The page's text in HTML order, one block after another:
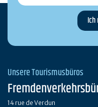
Unsere Tourismusbüros
14 rue de Verdun